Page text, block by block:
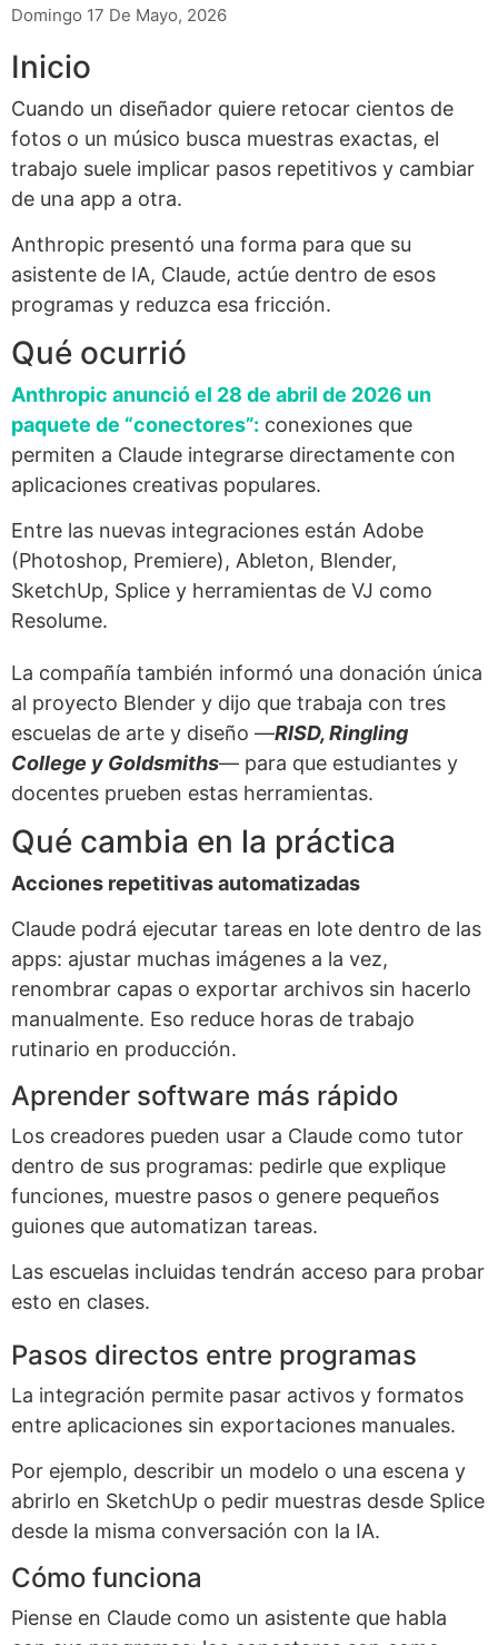
Domingo 17 De Mayo, 2026
Inicio
Cuando un diseñador quiere retocar cientos de
fotos o un músico busca muestras exactas, el
trabajo suele implicar pasos repetitivos y cambiar
de una app a otra.
Anthropic presentó una forma para que su
asistente de IA, Claude, actúe dentro de esos
programas y reduzca esa fricción.
Qué ocurrió
Anthropic anunció el 28 de abril de 2026 un
paquete de “conectores”: conexiones que
permiten a Claude integrarse directamente con
aplicaciones creativas populares.
Entre las nuevas integraciones están Adobe
(Photoshop, Premiere), Ableton, Blender,
SketchUp, Splice y herramientas de VJ como
Resolume.
La compañía también informó una donación única
al proyecto Blender y dijo que trabaja con tres
escuelas de arte y diseño —RISD, Ringling
College y Goldsmiths— para que estudiantes y
docentes prueben estas herramientas.
Qué cambia en la práctica
Acciones repetitivas automatizadas
Claude podrá ejecutar tareas en lote dentro de las
apps: ajustar muchas imágenes a la vez,
renombrar capas o exportar archivos sin hacerlo
manualmente. Eso reduce horas de trabajo
rutinario en producción.
Aprender software más rápido
Los creadores pueden usar a Claude como tutor
dentro de sus programas: pedirle que explique
funciones, muestre pasos o genere pequeños
guiones que automatizan tareas.
Las escuelas incluidas tendrán acceso para probar
esto en clases.
Pasos directos entre programas
La integración permite pasar activos y formatos
entre aplicaciones sin exportaciones manuales.
Por ejemplo, describir un modelo o una escena y
abrirlo en SketchUp o pedir muestras desde Splice
desde la misma conversación con la IA.
Cómo funciona
Piense en Claude como un asistente que habla